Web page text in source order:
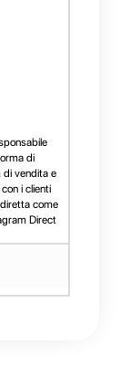
contatti
e
con i